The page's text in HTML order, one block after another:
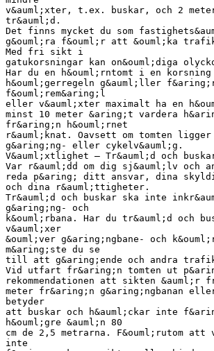
v&auml;xter, t.ex. buskar, och 2
tr&auml;d.
Det finns mycket du som
g&ouml;ra f&ouml;r att &ouml;ka
Med fri sikt i
gatukorsningar kan on&ouml;diga
Har du en h&ouml;rntomt i en korsning
h&ouml;gerregeln g&auml;ller f&aring;r
f&ouml;rem&aring;l
eller v&auml;xter maximalt ha en
minst 10 meter &aring;t vardera
fr&aring;n h&ouml;rnet
r&auml;knat. Oavsett om tomten
g&aring;ng- eller cykelv&auml;g.
V&auml;xtlighet – Tr&auml;d och
Var r&auml;dd om dig sj&auml;lv och
reda p&aring; ditt ansvar, dina
och dina r&auml;ttigheter.
Tr&auml;d och buskar ska inte
g&aring;ng- och
k&ouml;rbana. Har du tr&auml;d och
v&auml;xer
&ouml;ver g&aring;ngbane- och
m&aring;ste du se
till att g&aring;ende och andra
Vid utfart fr&aring;n tomten ut
rekommendationen att sikten &auml;r
meter fr&aring;n g&aring;ngbanan
betyder
att buskar och h&auml;ckar inte
h&ouml;gre &auml;n 80
cm de 2,5 metrarna. F&ouml;rutom att
inte